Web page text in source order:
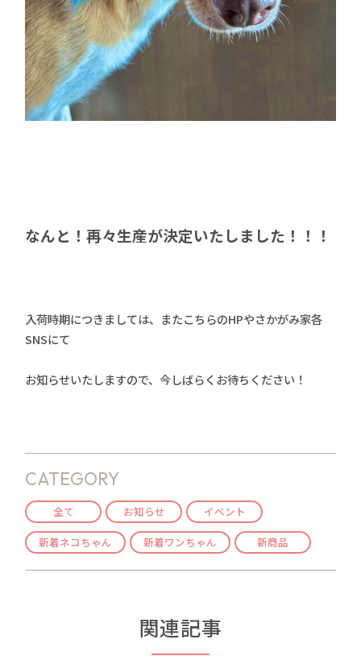
なんと！再々生産が決定いたしました！！！
入荷時期につきましては、またこちらのHPやさかがみ家各
SNSにて
お知らせいたしますので、今しばらくお待ちください！
CATEGORY
全て お知らせ
イベント
新着ネコちゃん
新着ワンちゃん 新商品
関連記事